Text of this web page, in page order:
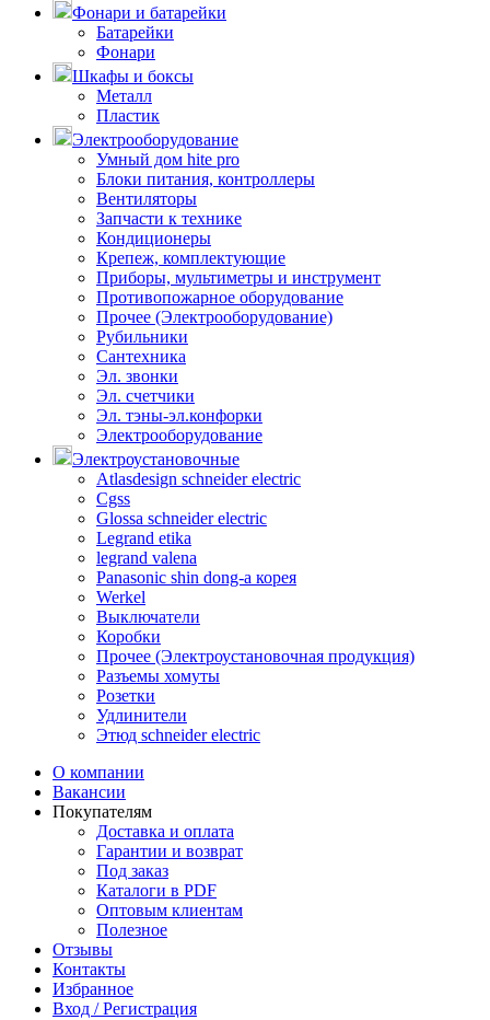
Фонари и батарейки
Батарейки
Фонари
Шкафы и боксы
Металл
Пластик
Электрооборудование
Умный дом hite pro
Блоки питания, контроллеры
Вентиляторы
Запчасти к технике
Кондиционеры
Крепеж, комплектующие
Приборы, мультиметры и инструмент
Противопожарное оборудование
Прочее (Электрооборудование)
Рубильники
Сантехника
Эл. звонки
Эл. счетчики
Эл. тэны-эл.конфорки
Электрооборудование
Электроустановочные
Atlasdesign schneider electric
Cgss
Glossa schneider electric
Legrand etika
legrand valena
Panasonic shin dong-a корея
Werkel
Выключатели
Коробки
Прочее (Электроустановочная продукция)
Разъемы хомуты
Розетки
Удлинители
Этюд schneider electric
О компании
Вакансии
Покупателям
Доставка и оплата
Гарантии и возврат
Под заказ
Каталоги в PDF
Оптовым клиентам
Полезное
Отзывы
Контакты
Избранное
Вход / Регистрация